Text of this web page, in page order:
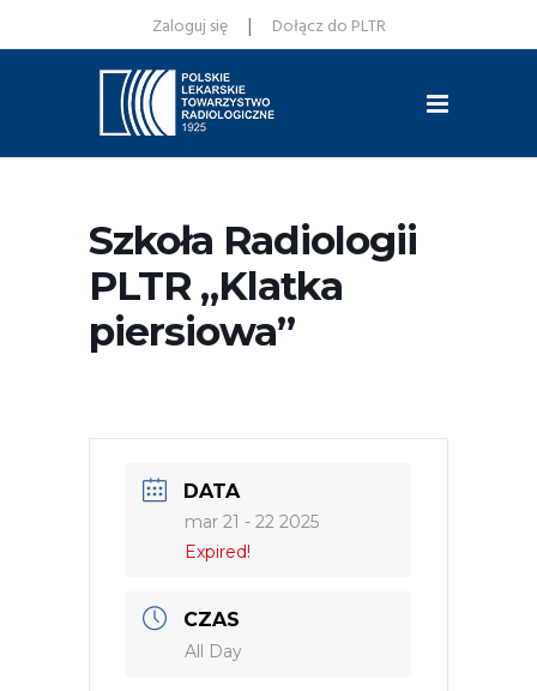
Zaloguj się | Dołącz do PLTR
Szkoła Radiologii
PLTR „Klatka
piersiowa”
DATA
mar 21 - 22 2025
Expired!
CZAS
All Day